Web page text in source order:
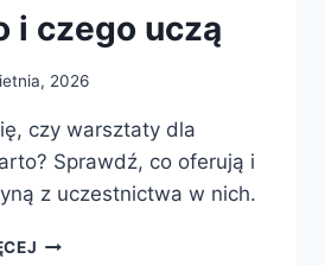
i czego uczą
2026
czy warsztaty dla
Sprawdź, co oferują i
z uczestnictwa w nich.
WARSZTATY